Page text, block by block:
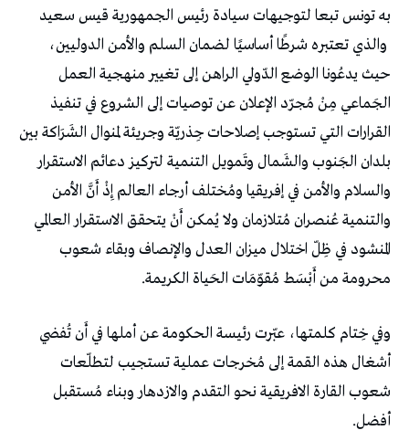
به تونس تبعا لتوجيهات سيادة رئيس الجمهورية قيس سعيد
والذي تعتبره شرطًا أساسيًا لضمان السلم والأمن الدوليين،
حيث يدعُونا الوضع الدّولي الراهن إلى تغيير منهجية العمل
الجَماعي مِنْ مُجرّد الإعلان عن توصيات إلى الشروع في تنفيذ
القرارات التي تستوجب إصلاحات جِذريّة وجريئة لمنوال الشَرَاكة بين
بلدان الجَنوب والشَمال وتَمويل التنمية لتركيز دعائم الاستقرار
والسلام والأمن في إفريقيا ومُختلف أرجاء العالم إِذْ أَنَّ الأمن
والتنمية عُنصران مُتلازمان ولا يُمكن أَنْ يتحقق الاستقرار العالمي
المنشود في ظِلّ اختلال ميزان العدل والإنصاف وبقاء شعوب
محرومة من أَبْسَط مُقوّمَات الحَياة الكريمة.
وفي خِتام كلمتها، عبّرت رئيسة الحكومة عن أملها في أَن تُفضي
أشغال هذه القمة إلى مُخرجات عملية تستجيب لتطلّعات
شعوب القارة الافريقية نحو التقدم والازدهار وبناء مُستقبل
أفضل.